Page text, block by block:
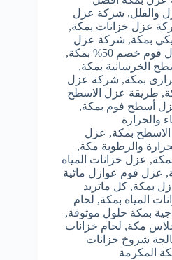
والفلل, شركة عزل
عزل خزانات بمكة,
بمكة, شركة عزل
خصم 50% بمكة
,
الخرسانية بمكة,
بمكة, شركة عزل
, طريقة عزل الاسطح
أسطح فوم بمكة,
والحرارة
بمكة, عزل
والرطوبة مكة,
, عزل خزانات المياه
, عزل فوم عوازل مائية
بمكة, كل ماتريد
المياه بمكة, لحام
بمكة حلول موثوقة,
جلاس مكة, لحام خزانات
شروخ خزانات
المكرمة